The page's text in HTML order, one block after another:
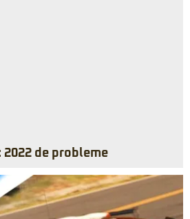
2022 de probleme